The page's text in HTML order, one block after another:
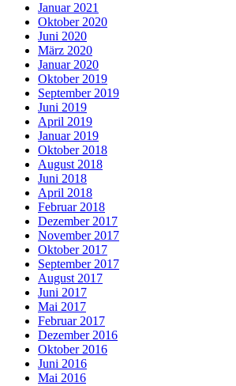
Januar 2021
Oktober 2020
Juni 2020
März 2020
Januar 2020
Oktober 2019
September 2019
Juni 2019
April 2019
Januar 2019
Oktober 2018
August 2018
Juni 2018
April 2018
Februar 2018
Dezember 2017
November 2017
Oktober 2017
September 2017
August 2017
Juni 2017
Mai 2017
Februar 2017
Dezember 2016
Oktober 2016
Juni 2016
Mai 2016